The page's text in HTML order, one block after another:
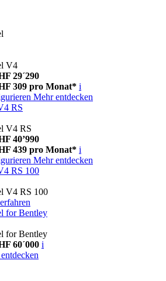
V4
29´290
309 pro Monat* i
Mehr entdecken
RS
V4 RS
40’990
439 pro Monat* i
Mehr entdecken
RS 100
V4 RS 100
for Bentley
for Bentley
60´000 i